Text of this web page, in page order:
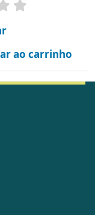
ao carrinho